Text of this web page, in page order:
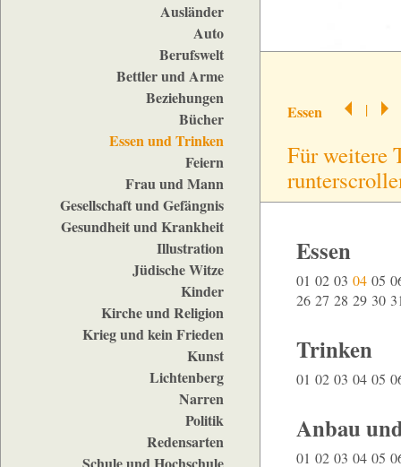
Ausländer
Auto
Berufswelt
Bettler und Arme
Beziehungen
Bücher
Essen und Trinken
Feiern
Frau und Mann
Gesellschaft und Gefängnis
Gesundheit und Krankheit
Illustration
Jüdische Witze
Kinder
Kirche und Religion
Krieg und kein Frieden
Kunst
Lichtenberg
Narren
Politik
Redensarten
Essen |
Für weitere
Essen
01 02 03 04 05
26 27 28 29 30
Trinken
01 02 03 04 05
Anbau
01 02 03 04 05